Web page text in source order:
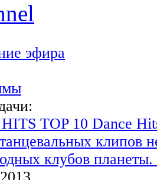
эфира
TOP 10 Dance
клипов
клубов планеты.